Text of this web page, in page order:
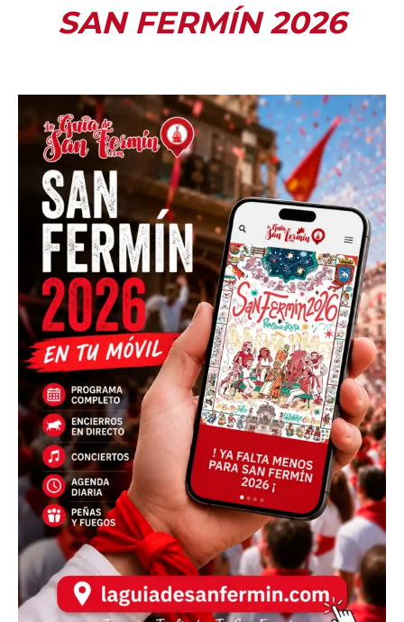
SAN FERMÍN 2026